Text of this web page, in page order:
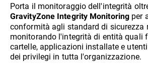
Porta il monitoraggio dell'integrità
GravityZone Integrity Monitoring per
conformità agli standard di sicurezza
monitorando l'integrità di entità quali
cartelle, applicazioni installate e
dei privilegi in tutta l'organizzazione.